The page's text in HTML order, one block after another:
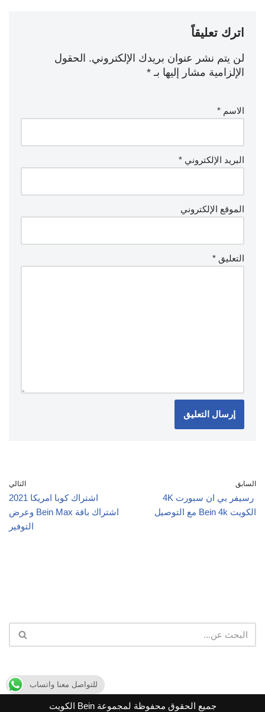
اترك تعليقاً
لن يتم نشر عنوان بريدك الإلكتروني. الحقول
الإلزامية مشار إليها بـ *
الاسم *
البريد الإلكتروني *
الموقع الإلكتروني
التعليق *
السابق
رسيفر بي ان سبورت 4K
الكويت Bein 4k مع التوصيل
التالي
اشتراك كوبا امريكا 2021
اشتراك باقة Bein Max وعرض
التوفير
جميع الحقوق محفوظة لمجموعة Bein الكويت
للتواصل معنا واتساب